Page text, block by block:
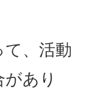
、活動
あり